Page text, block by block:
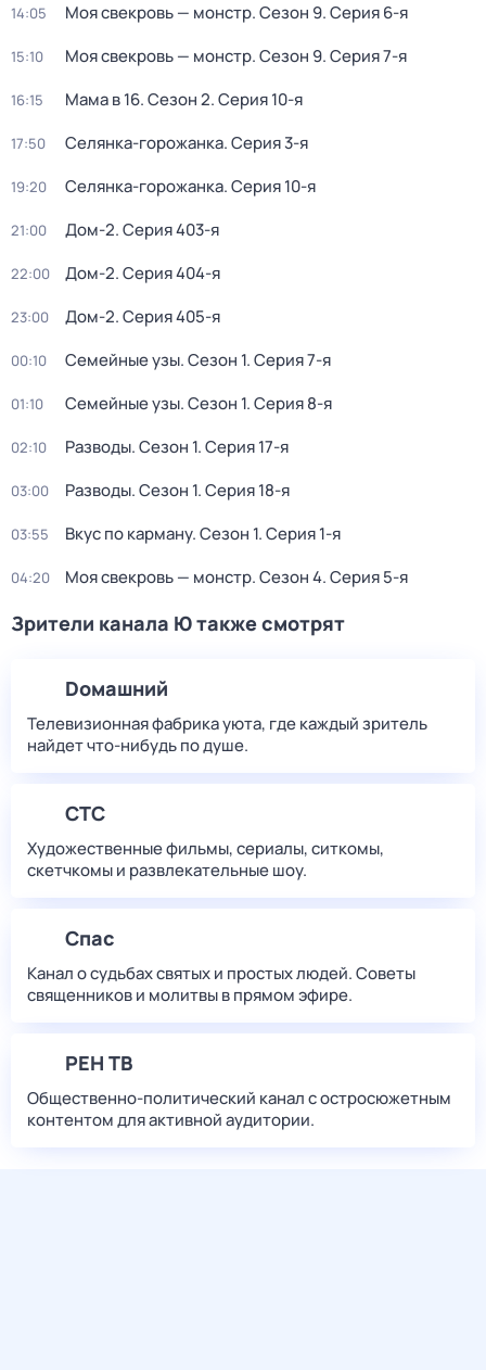
14:05 Моя свекровь — монстр. Сезон 9. Серия 6-я
15:10 Моя свекровь — монстр. Сезон 9. Серия 7-я
16:15 Мама в 16. Сезон 2. Серия 10-я
17:50 Селянка-горожанка. Серия 3-я
19:20 Селянка-горожанка. Серия 10-я
21:00 Дом-2. Серия 403-я
22:00 Дом-2. Серия 404-я
23:00 Дом-2. Серия 405-я
00:10 Семейные узы. Сезон 1. Серия 7-я
01:10 Семейные узы. Сезон 1. Серия 8-я
02:10 Разводы. Сезон 1. Серия 17-я
03:00 Разводы. Сезон 1. Серия 18-я
03:55 Вкус по карману. Сезон 1. Серия 1-я
04:20 Моя свекровь — монстр. Сезон 4. Серия 5-я
Зрители канала Ю также смотрят
Dомашний
Телевизионная фабрика уюта, где каждый зритель
найдет что‑нибудь по душе.
СТС
Художественные фильмы, сериалы, ситкомы,
скетчкомы и развлекательные шоу.
Спас
Канал о судьбах святых и простых людей. Советы
священников и молитвы в прямом эфире.
РЕН ТВ
Общественно-политический канал с остросюжетным
контентом для активной аудитории.